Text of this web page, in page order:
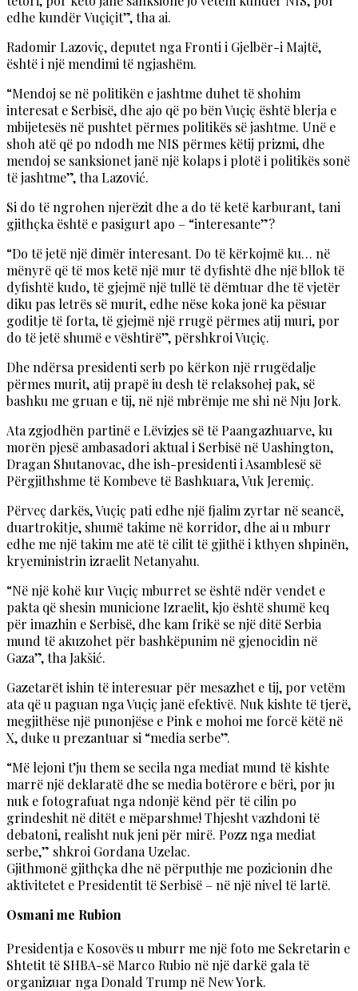
edhe kundër Vuçiçit”, tha ai.
Radomir Lazoviç, deputet nga Fronti i Gjelbër-i Majtë,
është i një mendimi të ngjashëm.
“Mendoj se në politikën e jashtme duhet të shohim
interesat e Serbisë, dhe ajo që po bën Vuçiç është blerja e
mbijetesës në pushtet përmes politikës së jashtme. Unë e
shoh atë që po ndodh me NIS përmes këtij prizmi, dhe
mendoj se sanksionet janë një kolaps i plotë i politikës sonë
të jashtme”, tha Lazović.
Si do të ngrohen njerëzit dhe a do të ketë karburant, tani
gjithçka është e pasigurt apo – “interesante”?
“Do të jetë një dimër interesant. Do të kërkojmë ku… në
mënyrë që të mos ketë një mur të dyfishtë dhe një bllok të
dyfishtë kudo, të gjejmë një tullë të dëmtuar dhe të vjetër
diku pas letrës së murit, edhe nëse koka jonë ka pësuar
goditje të forta, të gjejmë një rrugë përmes atij muri, por
do të jetë shumë e vështirë”, përshkroi Vuçiç.
Dhe ndërsa presidenti serb po kërkon një rrugëdalje
përmes murit, atij prapë iu desh të relaksohej pak, së
bashku me gruan e tij, në një mbrëmje me shi në Nju Jork.
Ata zgjodhën partinë e Lëvizjes së të Paangazhuarve, ku
morën pjesë ambasadori aktual i Serbisë në Uashington,
Dragan Shutanovac, dhe ish-presidenti i Asamblesë së
Përgjithshme të Kombeve të Bashkuara, Vuk Jeremiç.
Përveç darkës, Vuçiç pati edhe një fjalim zyrtar në seancë,
duartrokitje, shumë takime në korridor, dhe ai u mburr
edhe me një takim me atë të cilit të gjithë i kthyen shpinën,
kryeministrin izraelit Netanyahu.
“Në një kohë kur Vuçiç mburret se është ndër vendet e
pakta që shesin municione Izraelit, kjo është shumë keq
për imazhin e Serbisë, dhe kam frikë se një ditë Serbia
mund të akuzohet për bashkëpunim në gjenocidin në
Gaza”, tha Jakšić.
Gazetarët ishin të interesuar për mesazhet e tij, por vetëm
ata që u paguan nga Vuçiç janë efektivë. Nuk kishte të tjerë,
megjithëse një punonjëse e Pink e mohoi me forcë këtë në
X, duke u prezantuar si “media serbe”.
“Më lejoni t’ju them se secila nga mediat mund të kishte
marrë një deklaratë dhe se media botërore e bëri, por ju
nuk e fotografuat nga ndonjë kënd për të cilin po
grindeshit në ditët e mëparshme! Thjesht vazhdoni të
debatoni, realisht nuk jeni për mirë. Pozz nga mediat
serbe,” shkroi Gordana Uzelac.
Gjithmonë gjithçka dhe në përputhje me pozicionin dhe
aktivitetet e Presidentit të Serbisë – në një nivel të lartë.
Osmani me Rubion
Presidentja e Kosovës u mburr me një foto me Sekretarin e
Shtetit të SHBA-së Marco Rubio në një darkë gala të
organizuar nga Donald Trump në New York.